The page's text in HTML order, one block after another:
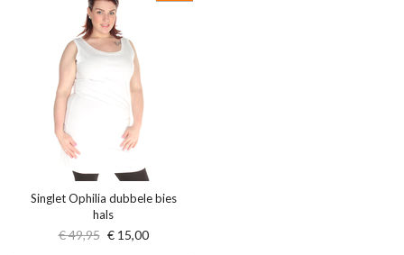
Singlet Ophilia dubbele bies
hals
€ 49,95 € 15,00